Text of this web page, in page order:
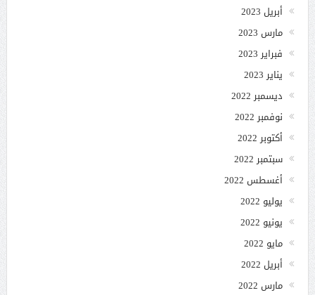
أبريل 2023
مارس 2023
فبراير 2023
يناير 2023
ديسمبر 2022
نوفمبر 2022
أكتوبر 2022
سبتمبر 2022
أغسطس 2022
يوليو 2022
يونيو 2022
مايو 2022
أبريل 2022
مارس 2022